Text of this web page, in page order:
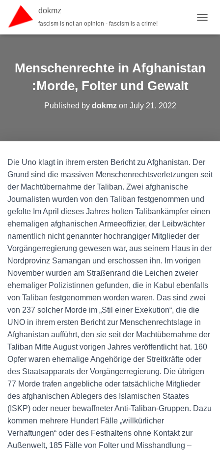
dokmz
fascism is not an opinion - fascism is a crime!
Menschenrechte in Afghanistan
:Morde, Folter und Gewalt
Published by dokmzon July 21, 2022
Die Uno klagt in ihrem ersten Bericht zu Afghanistan. Der
Grund sind die massiven Menschenrechtsverletzungen seit
der Machtübernahme der Taliban. Zwei afghanische
Journalisten wurden von den Taliban festgenommen und
gefolte Im April dieses Jahres holten Talibankämpfer einen
ehemaligen afghanischen Armeeoffizier, der Leibwächter
namentlich nicht genannter hochrangiger Mitglieder der
Vorgängerregierung gewesen war, aus seinem Haus in der
Nordprovinz Samangan und erschossen ihn. Im vorigen
November wurden am Straßenrand die Leichen zweier
ehemaliger Polizistinnen gefunden, die in Kabul ebenfalls
von Taliban festgenommen worden waren. Das sind zwei
von 237 solcher Morde im „Stil einer Exekution“, die die
UNO in ihrem ersten Bericht zur Menschenrechtslage in
Afghanistan aufführt, den sie seit der Machtübernahme der
Taliban Mitte August vorigen Jahres veröffentlicht hat. 160
Opfer waren ehemalige Angehörige der Streitkräfte oder
des Staatsapparats der Vorgängerregierung. Die übrigen
77 Morde trafen angebliche oder tatsächliche Mitglieder
des afghanischen Ablegers des Islamischen Staates
(ISKP) oder neuer bewaffneter Anti-Taliban-Gruppen. Dazu
kommen mehrere Hundert Fälle „willkürlicher
Verhaftungen“ oder des Festhaltens ohne Kontakt zur
Außenwelt, 185 Fälle von Folter und Misshandlung –